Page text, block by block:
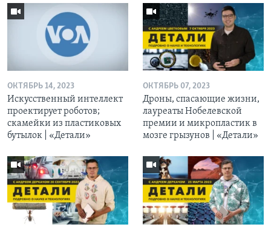
ОКТЯБРЬ 14, 2023
Искусственный интеллект
проектирует роботов;
скамейки из пластиковых
бутылок | «Детали»
ОКТЯБРЬ 07, 2023
Дроны, спасающие жизни,
лауреаты Нобелевской
премии и микропластик в
мозге грызунов | «Детали»